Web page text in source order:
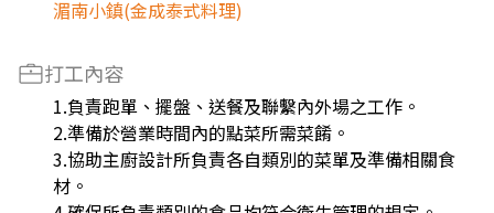
湄南小鎮(金成泰式料理)
打工內容
1.負責跑單、擺盤、送餐及聯繫內外場之工作。
2.準備於營業時間內的點菜所需菜餚。
3.協助主廚設計所負責各自類別的菜單及準備相關食
材。